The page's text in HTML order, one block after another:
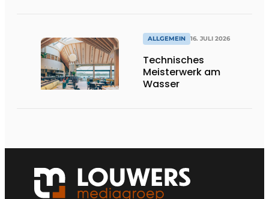
ALLGEMEIN 16. JULI 2026
Technisches
Meisterwerk am
Wasser